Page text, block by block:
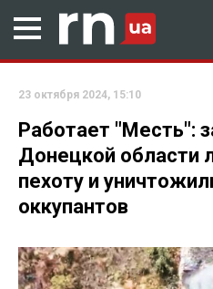
23 октября 2024, 15:10
Работает "Месть":
Донецкой области
пехоту и
оккупантов